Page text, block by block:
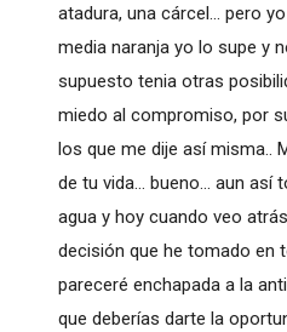
atadura, una cárcel... pero
media naranja yo lo supe y
supuesto tenia otras
miedo al compromiso, por
los que me dije así misma..
de tu vida... bueno... aun así
agua y hoy cuando veo
decisión que he tomado en
pareceré enchapada a la
que deberías darte la